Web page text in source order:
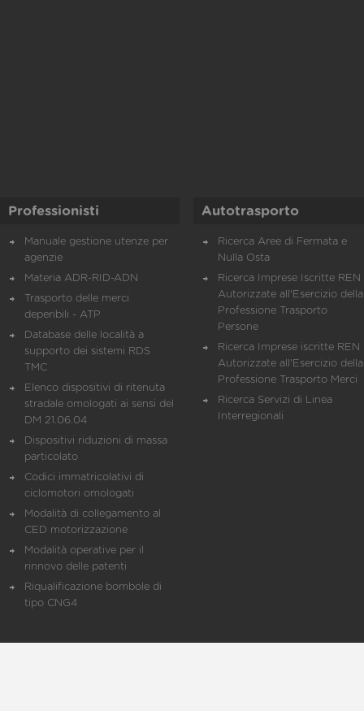
Professionisti
Manuale gestione utenze per
agenzie
Materia ADR-RID-ADN
Trasporto delle merci
deperibili - ATP
Database delle località a
supporto dei sistemi RDS
TMC
Elenco dispositivi di ritenuta
stradale omologati ai sensi del
DM 21.06.04
Dispositivi riduzioni di massa
particolato
Codici immatricolativi di
ciclomotori omologati
Modalità di collegamento al
CED motorizzazione
Modalità operative per il
rinnovo delle patenti
Riqualificazione bombole di
tipo CNG4
Autotrasporto
Ricerca Aree di Fermata e
Nulla Osta
Ricerca Imprese Iscritte REN
Autorizzate all'Esercizio della
Professione Trasporto
Persone
Ricerca Imprese iscritte REN
Autorizzate all'Esercizio della
Professione Trasporto Merci
Ricerca Servizi di Linea
Interregionali